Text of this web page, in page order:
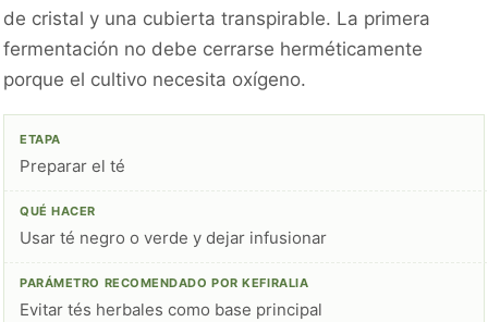
de cristal y una cubierta transpirable. La primera
fermentación no debe cerrarse herméticamente
porque el cultivo necesita oxígeno.
Preparar el té
Usar té negro o verde y dejar infusionar
Evitar tés herbales como base principal